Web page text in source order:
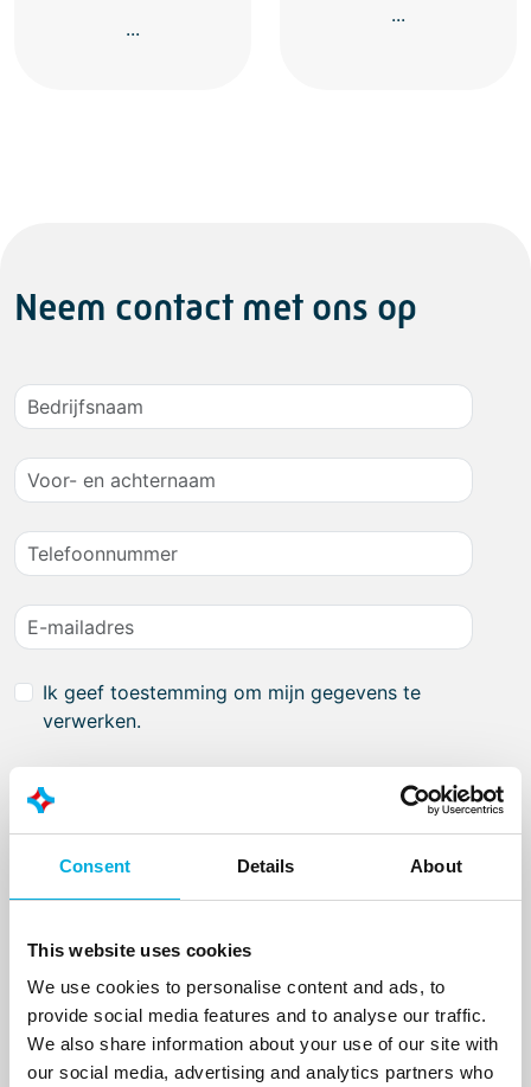
Consent Details About
This website uses cookies
We use cookies to personalise content and ads, to
provide social media features and to analyse our traffic.
We also share information about your use of our site with
our social media, advertising and analytics partners who
...
...
Neem contact met ons op
Ik geef toestemming om mijn gegevens te
verwerken.